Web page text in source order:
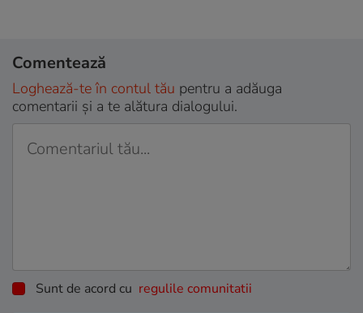
Comentează
Loghează-te în contul tău pentru a adăuga
comentarii și a te alătura dialogului.
Sunt de acord cu regulile comunitatii